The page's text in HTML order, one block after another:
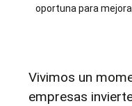
oportuna para
Vivimos un
empresas